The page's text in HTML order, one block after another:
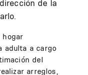
de la
hogar
adulta a cargo
del
arreglos,